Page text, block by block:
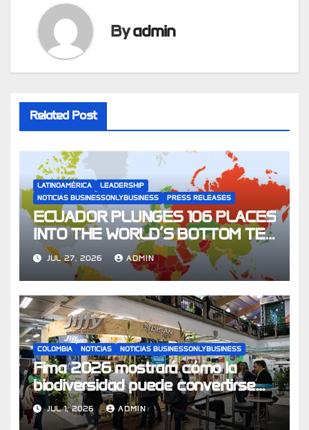
Byadmin
Related Post
LATINOAMÉRICA
LEADERSHIP
NOTICIAS BUSINESSONLYBUSINESS
PRESS RELEASES
ECUADOR PLUNGES 106 PLACES
INTO THE WORLD’S BOTTOM TEN
FOR CHILDREN’S RIGHTS
JUL 27, 2026 ADMIN
COLOMBIA NOTICIAS NOTICIAS BUSINESSONLYBUSINESS
Fima 2026 mostrará cómo la
biodiversidad puede convertirse
en un motor de la economía y
aportar hasta el 10% del PIB en
JUL 1, 2026 ADMIN